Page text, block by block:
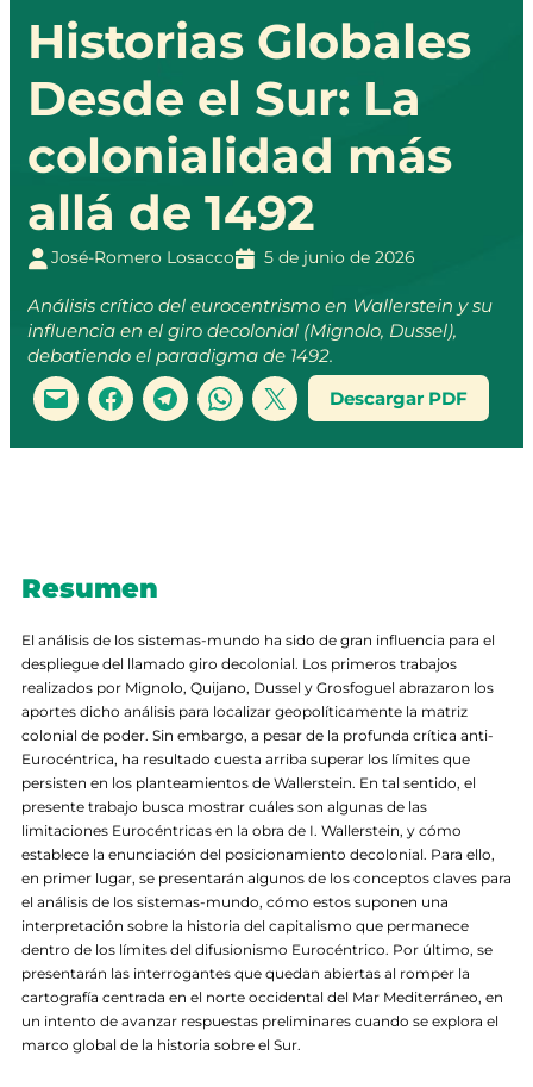
Historias Globales
Desde el Sur: La
colonialidad más
allá de 1492
José-Romero Losacco 5 de junio de 2026
Análisis crítico del eurocentrismo en Wallerstein y su
influencia en el giro decolonial (Mignolo, Dussel),
debatiendo el paradigma de 1492.
Descargar PDF
Resumen
El análisis de los sistemas-mundo ha sido de gran influencia para el
despliegue del llamado giro decolonial. Los primeros trabajos
realizados por Mignolo, Quijano, Dussel y Grosfoguel abrazaron los
aportes dicho análisis para localizar geopolíticamente la matriz
colonial de poder. Sin embargo, a pesar de la profunda crítica anti-
Eurocéntrica, ha resultado cuesta arriba superar los límites que
persisten en los planteamientos de Wallerstein. En tal sentido, el
presente trabajo busca mostrar cuáles son algunas de las
limitaciones Eurocéntricas en la obra de I. Wallerstein, y cómo
establece la enunciación del posicionamiento decolonial. Para ello,
en primer lugar, se presentarán algunos de los conceptos claves para
el análisis de los sistemas-mundo, cómo estos suponen una
interpretación sobre la historia del capitalismo que permanece
dentro de los límites del difusionismo Eurocéntrico. Por último, se
presentarán las interrogantes que quedan abiertas al romper la
cartografía centrada en el norte occidental del Mar Mediterráneo, en
un intento de avanzar respuestas preliminares cuando se explora el
marco global de la historia sobre el Sur.